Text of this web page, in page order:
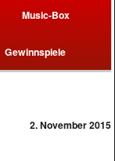
Music-Box
Gewinnspiele
2. November 2015